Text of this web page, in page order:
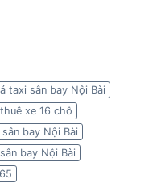
taxi sân bay Nội Bài
xe 16 chỗ
bay Nội Bài
bay Nội Bài